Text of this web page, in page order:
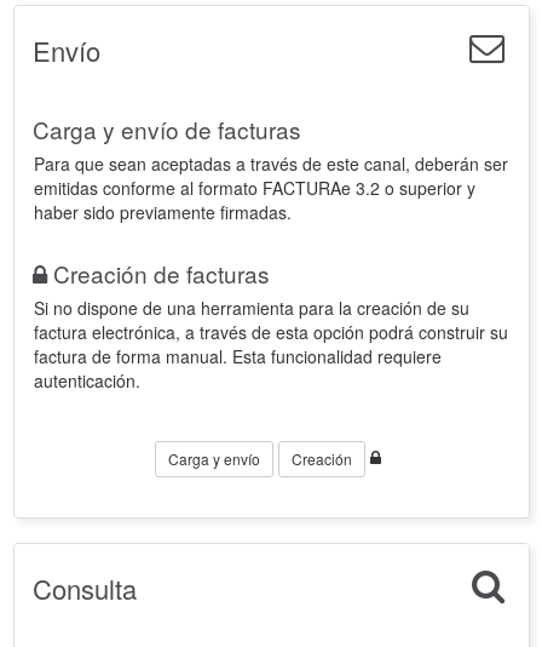
Envío
Carga y envío de facturas
Para que sean aceptadas a través de este canal, deberán ser
emitidas conforme al formato FACTURAe 3.2 o superior y
haber sido previamente firmadas.
Creación de facturas
Si no dispone de una herramienta para la creación de su
factura electrónica, a través de esta opción podrá construir su
factura de forma manual. Esta funcionalidad requiere
autenticación.
Carga y envío Creación
Consulta